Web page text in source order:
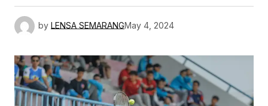
by LENSA SEMARANGMay 4, 2024